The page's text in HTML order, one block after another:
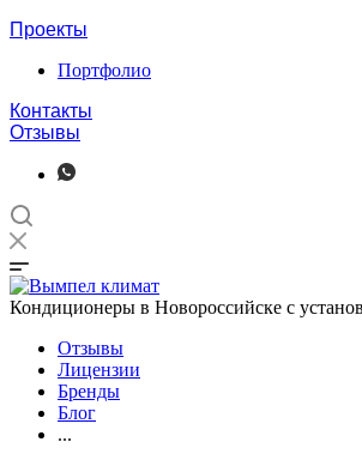
Проекты
Портфолио
Контакты
Отзывы
Кондиционеры в Новороссийске с
Отзывы
Лицензии
Бренды
Блог
...